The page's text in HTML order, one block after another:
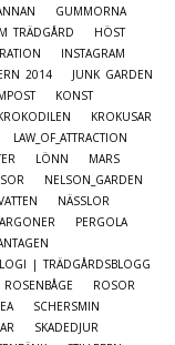
GUMMORNA
TRÄDGÅRD
HÖST
INSTAGRAM
2014
JUNK GARDEN
KONST
KROKUSAR
LAW_OF_ATTRACTION
LÖNN
MARS
NELSON_GARDEN
NÄSSLOR
PERGOLA
| TRÄDGÅRDSBLOGG
ROSENBÅGE
ROSOR
SCHERSMIN
SKADEDJUR